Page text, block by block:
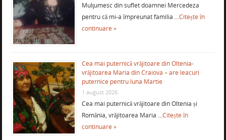
Mulţumesc din suflet doamnei Mercedeza
pentru că mi-a împreunat familia …Citește în
continuare »
Cea mai puternică vrăjitoare din Oltenia-
vrăjitoarea Maria din Craiova – are leacuri
puternice pentru luna Martie
1 august 2026
Cea mai puternică vrăjitoare din Oltenia și
România, vrăjitoarea Maria …Citește în
continuare »